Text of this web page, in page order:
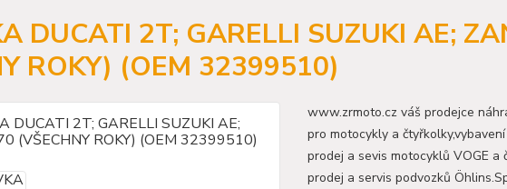
DUCATI 2T; GARELLI SUZUKI AE;
ROKY) (OEM 32399510)
www.zrmoto.cz váš prodejce
pro motocykly a
prodej a sevis motocyklů VOGE
prodej a servis podvozků